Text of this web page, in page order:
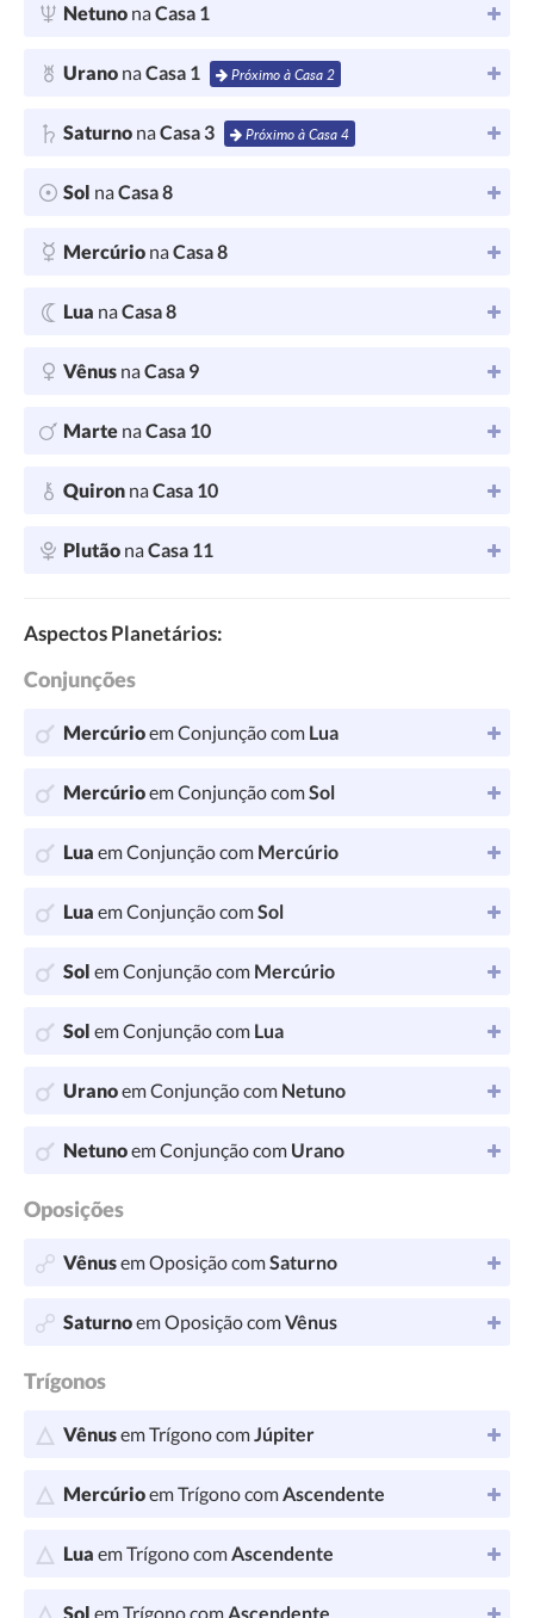
Netuno naCasa 1
Urano naCasa 1 Próximo à Casa 2
Saturno naCasa 3 Próximo à Casa 4
Sol naCasa 8
Mercúrio naCasa 8
Lua naCasa 8
Vênus naCasa 9
Marte naCasa 10
Quiron naCasa 10
Plutão naCasa 11
Aspectos Planetários:
Conjunções
Mercúrioem Conjunção com Lua
Mercúrioem Conjunção comSol
Lua em Conjunção com Mercúrio
Lua em Conjunção comSol
Sol em Conjunção com Mercúrio
Sol em Conjunção com Lua
Uranoem Conjunção com Netuno
Netunoem Conjunção com Urano
Oposições
Vênusem Oposição comSaturno
Saturnoem Oposição comVênus
Trígonos
Vênusem Trígono comJúpiter
Mercúrioem Trígono comAscendente
Lua em Trígono comAscendente
Sol em Trígono com Ascendente